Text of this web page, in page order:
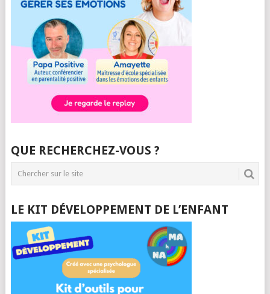
QUE RECHERCHEZ-VOUS ?
LE KIT DÉVELOPPEMENT DE L’ENFANT